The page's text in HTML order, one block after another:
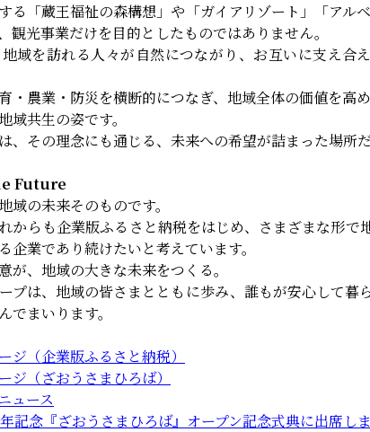
る「蔵王福祉の森構想」や「ガイアリゾート」「アル
観光事業だけを目的としたものではありません。
域を訪れる人々が自然につながり、お互いに支え合
・農業・防災を横断的につなぎ、地域全体の価値を高め
域共生の姿です。
、その理念にも通じる、未来への希望が詰まった場所
Future
域の未来そのものです。
からも企業版ふるさと納税をはじめ、さまざまな形で
企業であり続けたいと考えています。
が、地域の大きな未来をつくる。
プは、地域の皆さまとともに歩み、誰もが安心して暮
でまいります。
ジ（企業版ふるさと納税）
ジ（ざおうさまひろば）
ュース
記念『ざおうさまひろば』オープン記念式典に出席しま